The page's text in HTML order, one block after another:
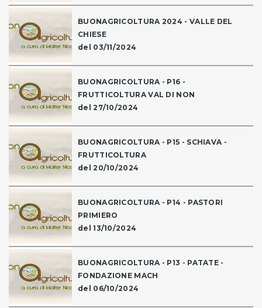
BUONAGRICOLTURA 2024 - VALLE DEL
CHIESE
del 03/11/2024
BUONAGRICOLTURA - P16 -
FRUTTICOLTURA VAL DI NON
del 27/10/2024
BUONAGRICOLTURA - P15 - SCHIAVA -
FRUTTICOLTURA
del 20/10/2024
BUONAGRICOLTURA - P14 - PASTORI
PRIMIERO
del 13/10/2024
BUONAGRICOLTURA - P13 - PATATE -
FONDAZIONE MACH
del 06/10/2024